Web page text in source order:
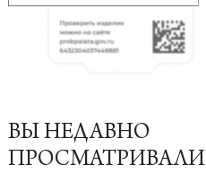
ВЫ НЕДАВНО
ПРОСМАТРИВАЛИ